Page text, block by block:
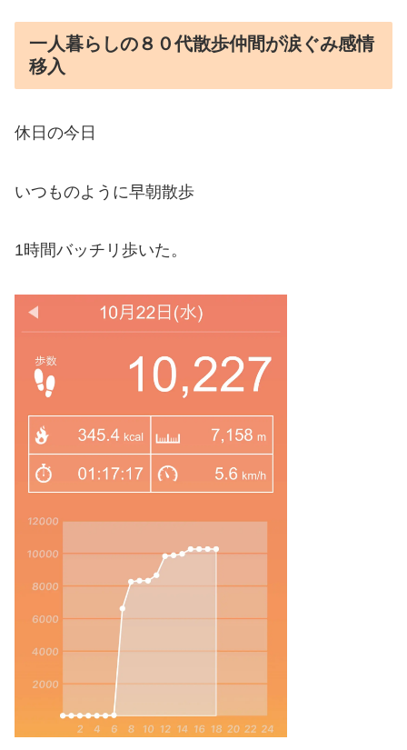
一人暮らしの８０代散歩仲間が涙ぐみ感情
移入
休日の今日
いつものように早朝散歩
1時間バッチリ歩いた。